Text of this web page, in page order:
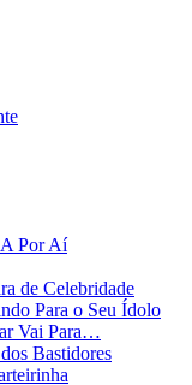
Por Aí
de Celebridade
Para o Seu Ídolo
Vai Para…
Bastidores